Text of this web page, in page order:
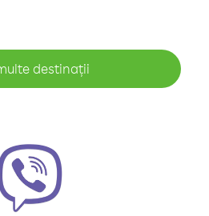
destinații